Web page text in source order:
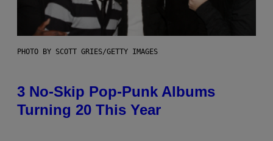
PHOTO BY SCOTT GRIES/GETTY IMAGES
3 No-Skip Pop-Punk Albums
Turning 20 This Year